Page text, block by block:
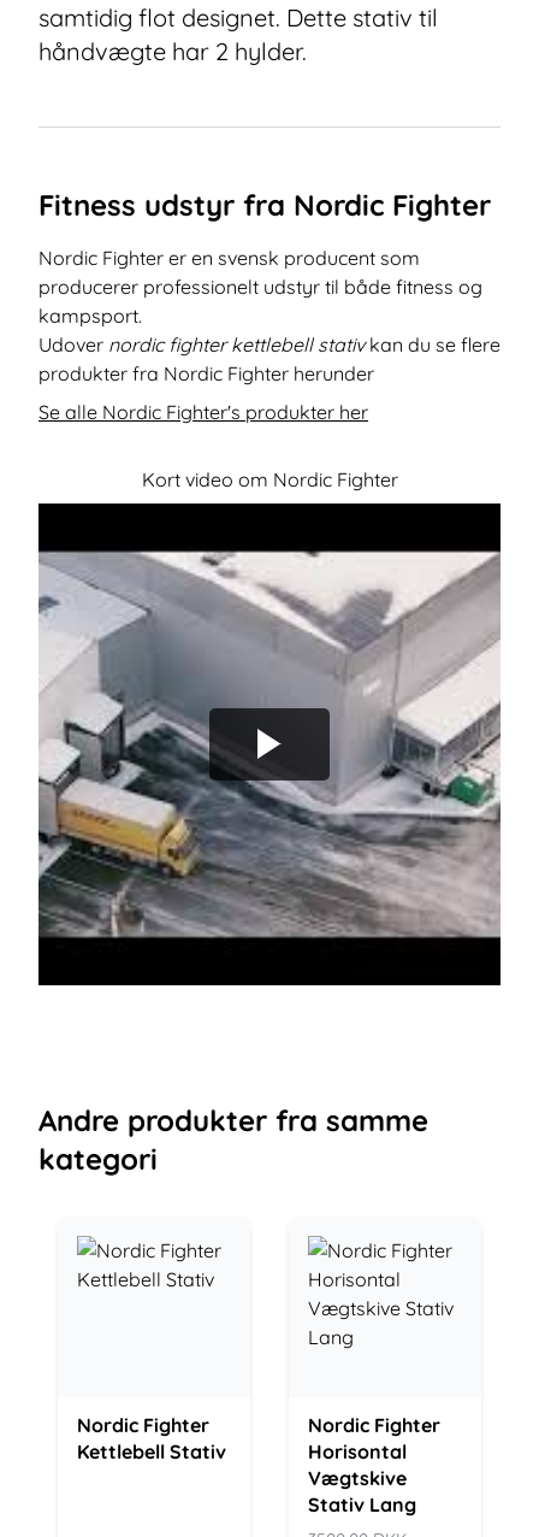
samtidig flot designet. Dette stativ til
håndvægte har 2 hylder.
Fitness udstyr fra Nordic Fighter
Nordic Fighter er en svensk producent som
producerer professionelt udstyr til både fitness og
kampsport.
Udover nordic fighter kettlebell stativkan du se flere
produkter fra Nordic Fighter herunder
Se alle Nordic Fighter's produkter her
Kort video om Nordic Fighter
Andre produkter fra samme
kategori
Nordic Fighter
Kettlebell Stativ
Nordic Fighter
Horisontal
Vægtskive
Stativ Lang